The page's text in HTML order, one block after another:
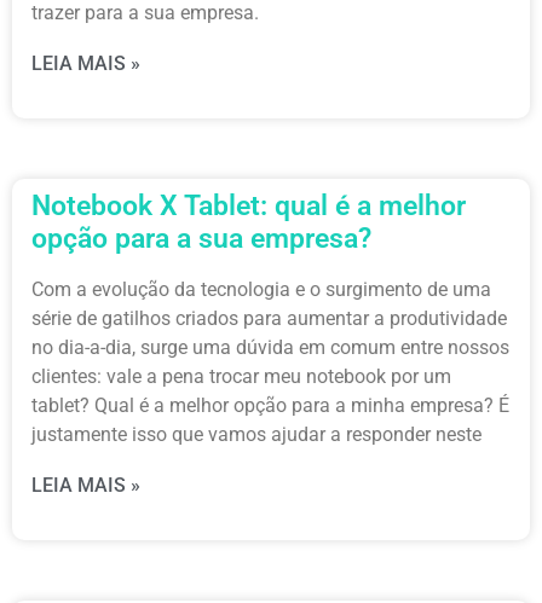
trazer para a sua empresa.
LEIA MAIS »
Notebook X Tablet: qual é a melhor
opção para a sua empresa?
Com a evolução da tecnologia e o surgimento de uma
série de gatilhos criados para aumentar a produtividade
no dia-a-dia, surge uma dúvida em comum entre nossos
clientes: vale a pena trocar meu notebook por um
tablet? Qual é a melhor opção para a minha empresa? É
justamente isso que vamos ajudar a responder neste
LEIA MAIS »